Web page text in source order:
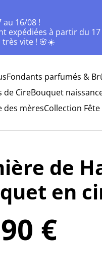
16/08 !
expédiées à partir du
très vite ! 🌸☀️
Fondants parfumés &
de CireBouquet
des mèresCollection
de
en
€